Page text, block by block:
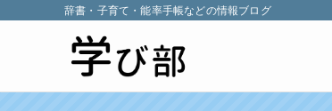
辞書・子育て・能率手帳などの情報ブログ